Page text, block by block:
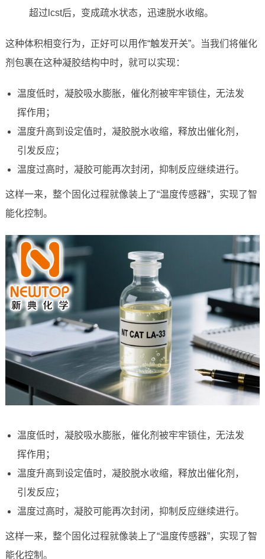
超过lcst后，变成疏水状态，迅速脱水收缩。
这种体积相变行为，正好可以用作“触发开关”。当我们将催化
剂包裹在这种凝胶结构中时，就可以实现：
温度低时，凝胶吸水膨胀，催化剂被牢牢锁住，无法发
挥作用；
温度升高到设定值时，凝胶脱水收缩，释放出催化剂，
引发反应；
温度过高时，凝胶可能再次封闭，抑制反应继续进行。
这样一来，整个固化过程就像装上了“温度传感器”，实现了智
能化控制。
温度低时，凝胶吸水膨胀，催化剂被牢牢锁住，无法发
挥作用；
温度升高到设定值时，凝胶脱水收缩，释放出催化剂，
引发反应；
温度过高时，凝胶可能再次封闭，抑制反应继续进行。
这样一来，整个固化过程就像装上了“温度传感器”，实现了智
能化控制。